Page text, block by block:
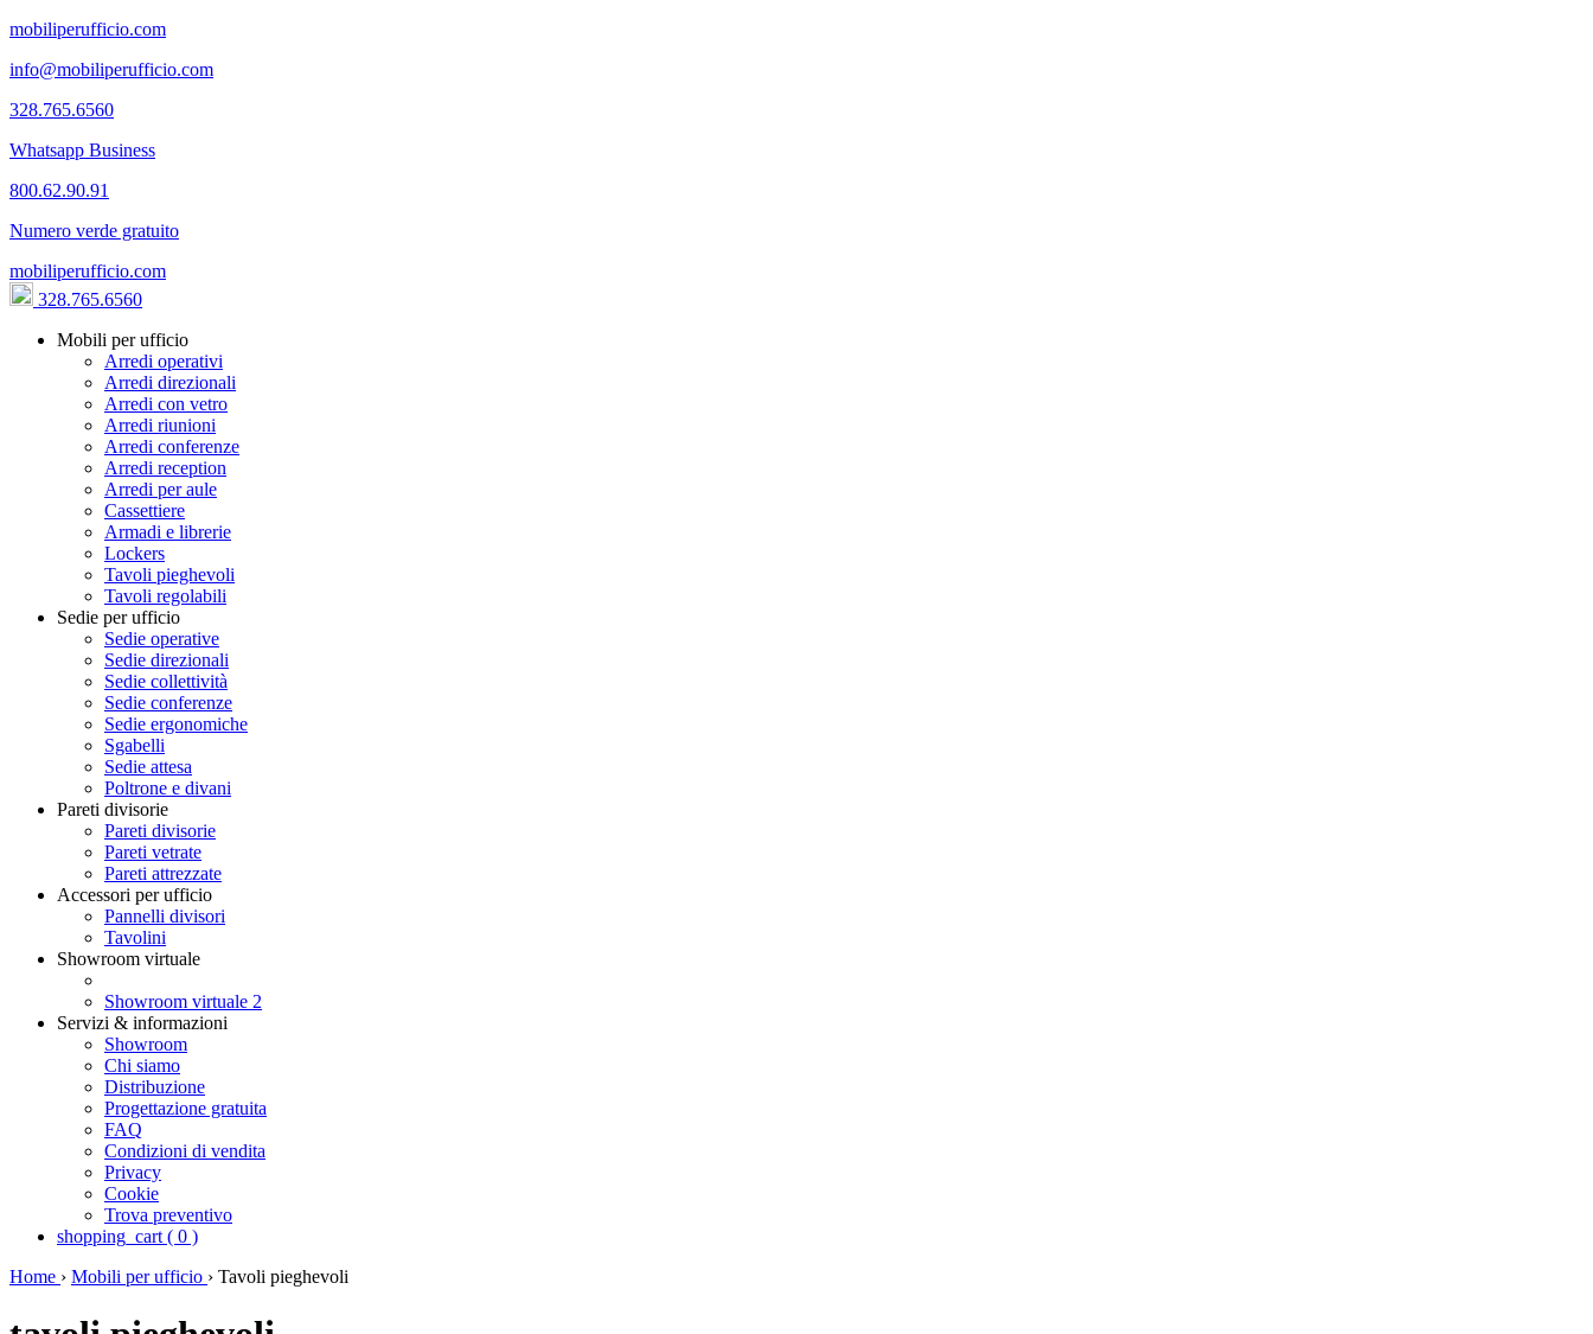
mobiliperufficio.com
info@mobiliperufficio.com
328.765.6560
Whatsapp Business
800.62.90.91
Numero verde gratuito
mobiliperufficio.com
328.765.6560
Mobili per ufficio
Arredi operativi
Arredi direzionali
Arredi con vetro
Arredi riunioni
Arredi conferenze
Arredi reception
Arredi per aule
Cassettiere
Armadi e librerie
Lockers
Tavoli pieghevoli
Tavoli regolabili
Sedie per ufficio
Sedie operative
Sedie direzionali
Sedie collettività
Sedie conferenze
Sedie ergonomiche
Sgabelli
Sedie attesa
Poltrone e divani
Pareti divisorie
Pareti divisorie
Pareti vetrate
Pareti attrezzate
Accessori per ufficio
Pannelli divisori
Tavolini
Showroom virtuale
Showroom virtuale 2
Servizi & informazioni
Showroom
Chi siamo
Distribuzione
Progettazione gratuita
FAQ
Condizioni di vendita
Privacy
Cookie
Trova preventivo
shopping_cart ( 0 )
Home › Mobili per ufficio › Tavoli pieghevoli